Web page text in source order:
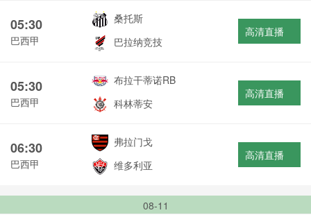
05:30
巴西甲
桑托斯
巴拉纳竞技
高清直播
05:30
巴西甲
布拉干蒂诺RB
科林蒂安
高清直播
06:30
巴西甲
弗拉门戈
维多利亚
高清直播
08-11